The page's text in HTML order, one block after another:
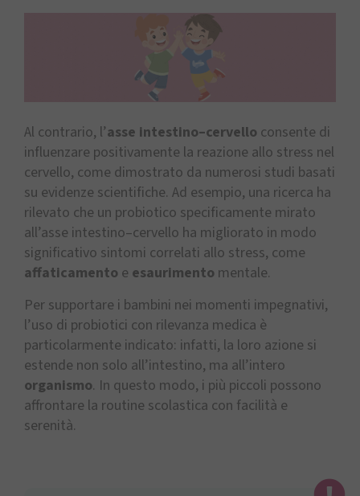
Al contrario, l’asse intestino–cervello consente di
influenzare positivamente la reazione allo stress nel
cervello, come dimostrato da numerosi studi basati
su evidenze scientifiche. Ad esempio, una ricerca ha
rilevato che un probiotico specificamente mirato
all’asse intestino–cervello ha migliorato in modo
significativo sintomi correlati allo stress, come
affaticamento e esaurimento mentale.
Per supportare i bambini nei momenti impegnativi,
l’uso di probiotici con rilevanza medica è
particolarmente indicato: infatti, la loro azione si
estende non solo all’intestino, ma all’intero
organismo. In questo modo, i più piccoli possono
affrontare la routine scolastica con facilità e
serenità.